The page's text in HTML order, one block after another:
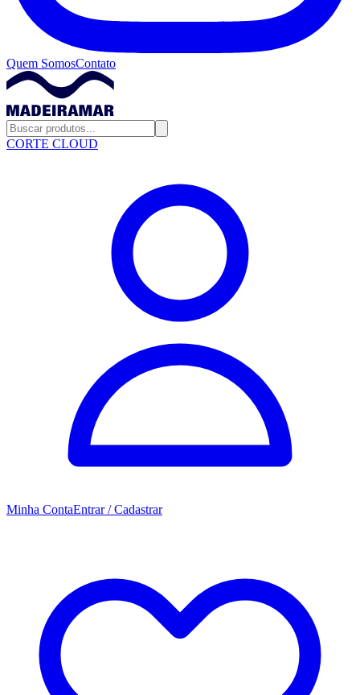
Quem SomosContato
CORTE CLOUD
Minha ContaEntrar / Cadastrar